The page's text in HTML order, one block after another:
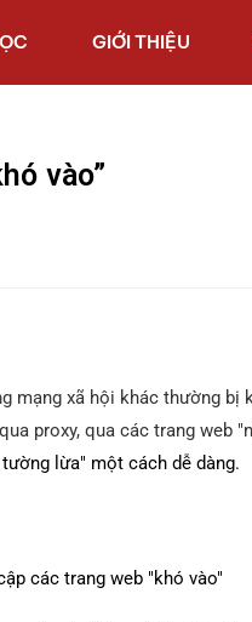
GIỚI THIỆU
vào”
mạng xã hội khác thường bị
proxy, qua các trang web
lừa" một cách dễ dàng.